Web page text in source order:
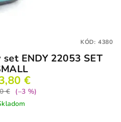
ENDY 22053 SET
€
€
(–3 %)
KÓD: 4380